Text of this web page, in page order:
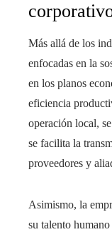
Más allá de los
enfocadas en la
en los planos
eficiencia
operación local,
se facilita la
proveedores y
Asimismo, la
su talento